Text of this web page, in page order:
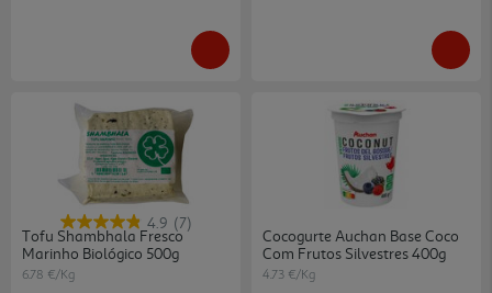
4.9 (7)
Tofu Shambhala Fresco
Marinho Biológico 500g
6.78 €/Kg
Cocogurte Auchan Base Coco
Com Frutos Silvestres 400g
4.73 €/Kg